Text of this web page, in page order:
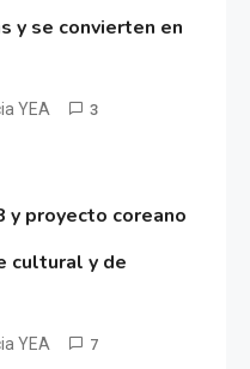
y se convierten en
YEA 3
y proyecto coreano
cultural y de
YEA 7